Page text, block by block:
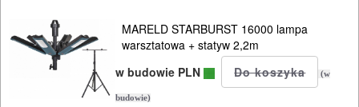
I
TRANSPORTOWANIE
POMIAROWE
MARELD STARBURST 16000 lampa
warsztatowa + statyw 2,2m
w budowie PLN
(w
budowie)